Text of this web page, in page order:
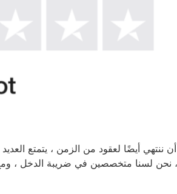
ننتهي أيضًا لعقود من الزمن ، يتمتع